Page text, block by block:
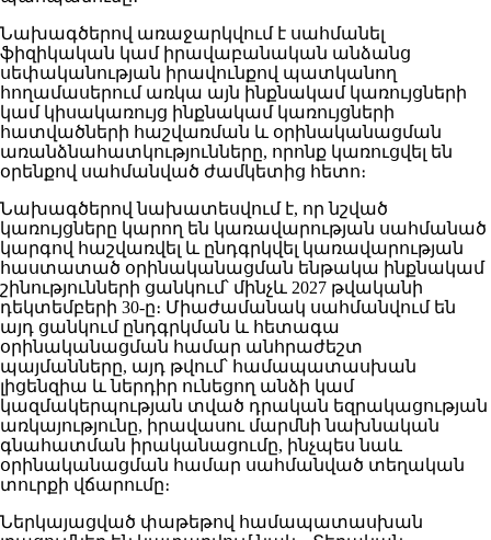
Նախագծերով առաջարկվում է սահմանել
ֆիզիկական կամ իրավաբանական անձանց
սեփականության իրավունքով պատկանող
հողամասերում առկա այն ինքնակամ կառույցների
կամ կիսակառույց ինքնակամ կառույցների
հատվածների հաշվառման և օրինականացման
առանձնահատկությունները, որոնք կառուցվել են
օրենքով սահմանված ժամկետից հետո։
Նախագծերով նախատեսվում է, որ նշված
կառույցները կարող են կառավարության սահմանած
կարգով հաշվառվել և ընդգրկվել կառավարության
հաստատած օրինականացման ենթակա ինքնակամ
շինությունների ցանկում՝ մինչև 2027 թվականի
դեկտեմբերի 30-ը։ Միաժամանակ սահմանվում են
այդ ցանկում ընդգրկման և հետագա
օրինականացման համար անհրաժեշտ
պայմանները, այդ թվում՝ համապատասխան
լիցենզիա և ներդիր ունեցող անձի կամ
կազմակերպության տված դրական եզրակացության
առկայությունը, իրավասու մարմնի նախնական
գնահատման իրականացումը, ինչպես նաև
օրինականացման համար սահմանված տեղական
տուրքի վճարումը։
Ներկայացված փաթեթով համապատասխան